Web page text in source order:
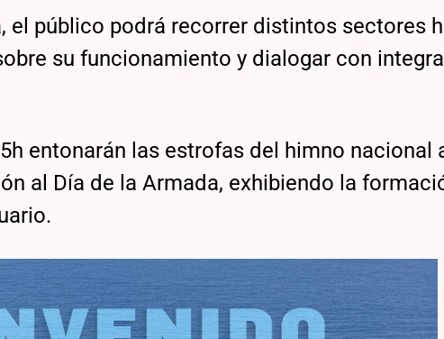
el público podrá recorrer distintos sectores
su funcionamiento y dialogar con
entonarán las estrofas del himno nacional
al Día de la Armada, exhibiendo la